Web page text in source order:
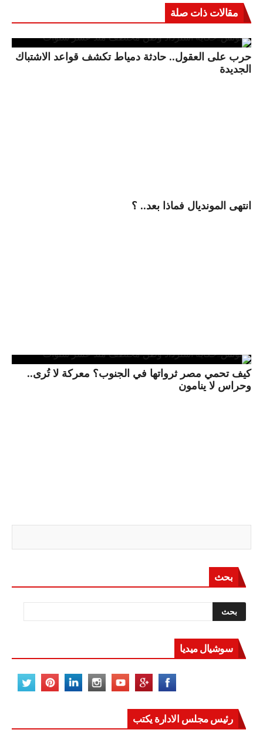
مقالات ذات صلة
حرب على العقول.. حادثة دمياط تكشف قواعد الاشتباك
الجديدة
انتهى المونديال فماذا بعد.. ؟
كيف تحمي مصر ثرواتها في الجنوب؟ معركة لا تُرى..
وحراس لا ينامون
بحث
سوشيال ميديا
رئيس مجلس الادارة يكتب